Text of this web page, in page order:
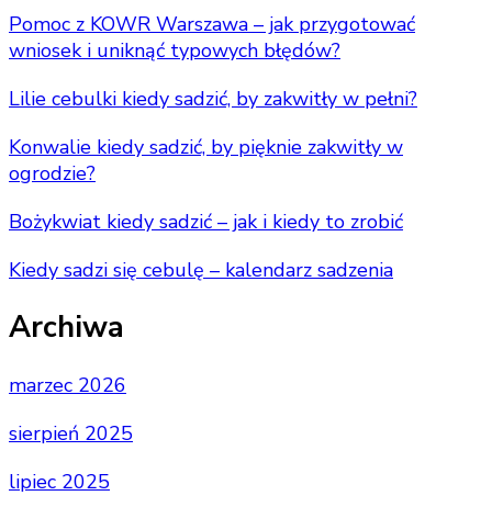
Pomoc z KOWR Warszawa – jak przygotować
wniosek i uniknąć typowych błędów?
Lilie cebulki kiedy sadzić, by zakwitły w pełni?
Konwalie kiedy sadzić, by pięknie zakwitły w
ogrodzie?
Bożykwiat kiedy sadzić – jak i kiedy to zrobić
Kiedy sadzi się cebulę – kalendarz sadzenia
Archiwa
marzec 2026
sierpień 2025
lipiec 2025